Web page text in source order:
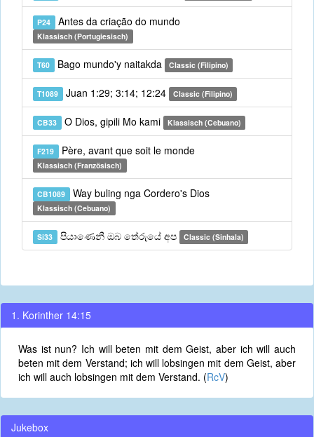
P24 Antes da criação do mundo
Klassisch (Portugiesisch)
T60 Bago mundo'y naitakda Classic (Filipino)
T1089 Juan 1:29; 3:14; 12:24 Classic (Filipino)
CB33 O Dios, gipili Mo kami Klassisch (Cebuano)
F219 Père, avant que soit le monde
Klassisch (Französisch)
CB1089 Way buling nga Cordero's Dios
Klassisch (Cebuano)
Si33 පියාණෙනී ඔබ තේරුයේ අප Classic (Sinhala)
1. Korinther 14:15
Was ist nun? Ich will beten mit dem Geist, aber ich will auch
beten mit dem Verstand; ich will lobsingen mit dem Geist, aber
ich will auch lobsingen mit dem Verstand. (RcV)
Jukebox